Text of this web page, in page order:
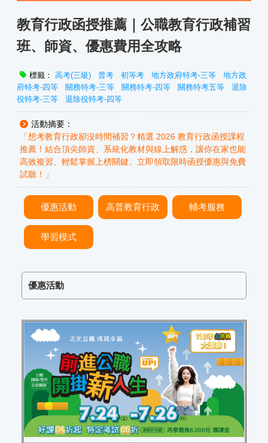
教育行政函授推薦｜公職教育行政補習
班、師資、優惠費用全攻略
標籤：高考(三級) 普考 初等考 地方政府特考-三等
地方政
府特考-四等
關務特考-三等 關務特考-四等 關務特考五等
退除
役特考-三等
退除役特考-四等
活動摘要：
「想考教育行政卻沒時間補習？精選 2026 教育行政函授課程
推薦！結合頂尖師資、系統化教材與線上解惑，讓你在家也能
高效複習、輕鬆掌握上榜關鍵。立即領取限時函授優惠與免費
試聽！」
優惠活動 高普教育行政 輔考服務
學習模式
優惠活動